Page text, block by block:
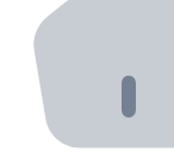
Integra un
Bitnovo API
Integra